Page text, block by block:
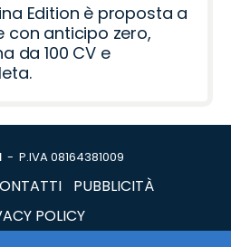
Edition è proposta a
con anticipo zero,
da 100 CV e
- P.IVA 08164381009
PUBBLICITÀ
POLICY